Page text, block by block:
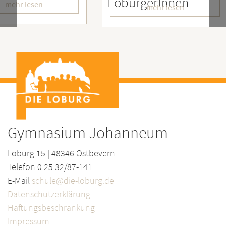
mehr lesen
Gymnasium Johanneum
Loburg 15 | 48346 Ostbevern
Telefon 0 25 32/87-141
E-Mail schule@die-loburg.de
Datenschutzerklärung
Haftungsbeschränkung
Impressum